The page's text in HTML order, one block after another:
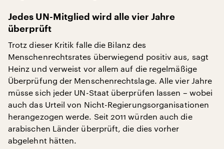
Jedes UN-Mitglied wird alle vier Jahre
überprüft
Trotz dieser Kritik falle die Bilanz des
Menschenrechtsrates überwiegend positiv aus, sagt
Heinz und verweist vor allem auf die regelmäßige
Überprüfung der Menschenrechtslage. Alle vier Jahre
müsse sich jeder UN-Staat überprüfen lassen – wobei
auch das Urteil von Nicht-Regierungsorganisationen
herangezogen werde. Seit 2011 würden auch die
arabischen Länder überprüft, die dies vorher
abgelehnt hätten.